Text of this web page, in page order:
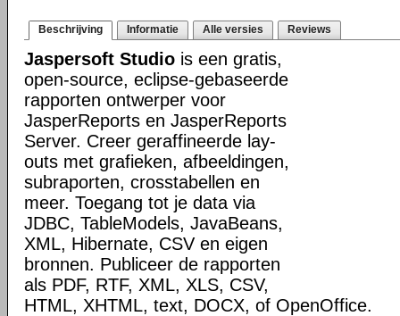
Beschrijving Informatie Alle versies Reviews
Jaspersoft Studio is een gratis,
open-source, eclipse-gebaseerde
rapporten ontwerper voor
JasperReports en JasperReports
Server. Creer geraffineerde lay-
outs met grafieken, afbeeldingen,
subraporten, crosstabellen en
meer. Toegang tot je data via
JDBC, TableModels, JavaBeans,
XML, Hibernate, CSV en eigen
bronnen. Publiceer de rapporten
als PDF, RTF, XML, XLS, CSV,
HTML, XHTML, text, DOCX, of OpenOffice.